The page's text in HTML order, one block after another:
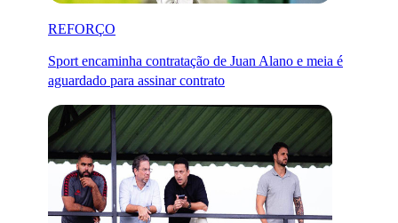
REFORÇO
Sport encaminha contratação de Juan Alano e meia é
aguardado para assinar contrato